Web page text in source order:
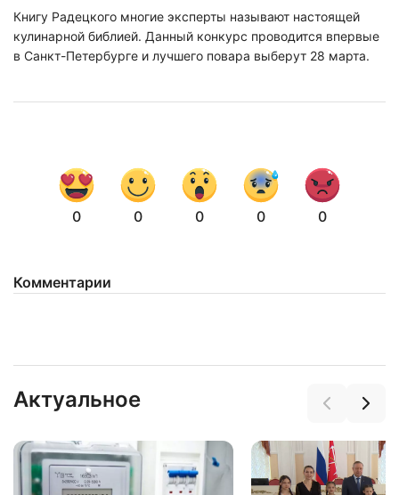
Книгу Радецкого многие эксперты называют настоящей
кулинарной библией. Данный конкурс проводится впервые
в Санкт-Петербурге и лучшего повара выберут 28 марта.
0 0 0 0 0
Комментарии
Актуальное